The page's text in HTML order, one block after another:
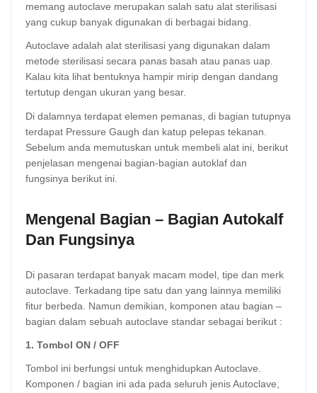
memang autoclave merupakan salah satu alat sterilisasi
yang cukup banyak digunakan di berbagai bidang.
Autoclave adalah alat sterilisasi yang digunakan dalam
metode sterilisasi secara panas basah atau panas uap.
Kalau kita lihat bentuknya hampir mirip dengan dandang
tertutup dengan ukuran yang besar.
Di dalamnya terdapat elemen pemanas, di bagian tutupnya
terdapat Pressure Gaugh dan katup pelepas tekanan.
Sebelum anda memutuskan untuk membeli alat ini, berikut
penjelasan mengenai bagian-bagian autoklaf dan
fungsinya berikut ini.
Mengenal Bagian – Bagian Autokalf
Dan Fungsinya
Di pasaran terdapat banyak macam model, tipe dan merk
autoclave. Terkadang tipe satu dan yang lainnya memiliki
fitur berbeda. Namun demikian, komponen atau bagian –
bagian dalam sebuah autoclave standar sebagai berikut :
1. Tombol ON / OFF
Tombol ini berfungsi untuk menghidupkan Autoclave.
Komponen / bagian ini ada pada seluruh jenis Autoclave,